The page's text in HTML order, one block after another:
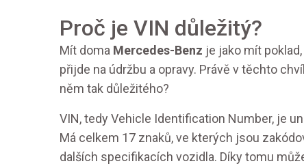
Proč je VIN důležitý?
Mít doma Mercedes-Benz je jako mít
přijde na údržbu a opravy. Právě v těchto
něm tak důležitého?
VIN, tedy Vehicle Identification Number, je
Má celkem 17 znaků, ve kterých jsou
dalších specifikacích vozidla. Díky tomu